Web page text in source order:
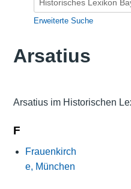
Erweiterte Suche
Arsatius
Arsatius im Historischen
F
Frauenkirch
e, München